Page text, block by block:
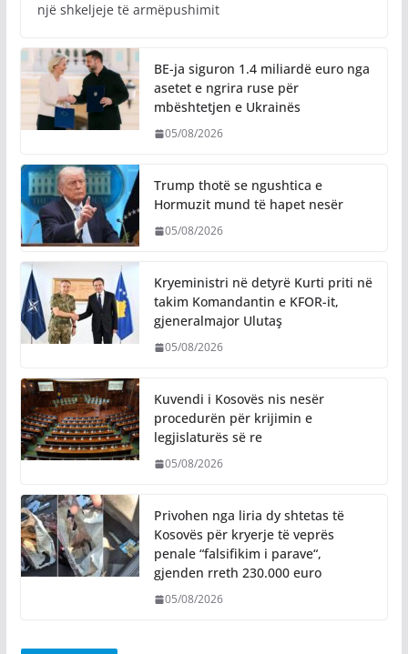
një shkeljeje të armëpushimit
BE-ja siguron 1.4 miliardë euro nga
asetet e ngrira ruse për
mbështetjen e Ukrainës
05/08/2026
Trump thotë se ngushtica e
Hormuzit mund të hapet nesër
05/08/2026
Kryeministri në detyrë Kurti priti në
takim Komandantin e KFOR-it,
gjeneralmajor Ulutaş
05/08/2026
Kuvendi i Kosovës nis nesër
procedurën për krijimin e
legjislaturës së re
05/08/2026
Privohen nga liria dy shtetas të
Kosovës për kryerje të veprës
penale “falsifikim i parave“,
gjenden rreth 230.000 euro
05/08/2026